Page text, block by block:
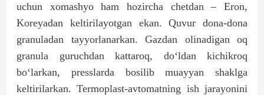
uchun xomashyo ham hozircha chetdan – Eron,
Koreyadan keltirilayotgan ekan. Quvur dona-dona
granuladan tayyorlanarkan. Gazdan olinadigan oq
granula guruchdan kattaroq, do‘ldan kichikroq
bo‘larkan, presslarda bosilib muayyan shaklga
keltirilarkan. Termoplast-avtomatning ish jarayonini